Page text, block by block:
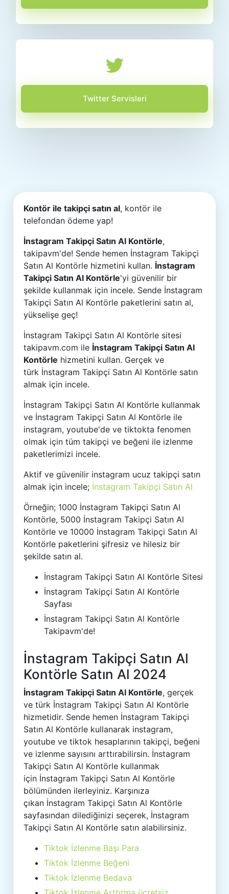
Twitter Servisleri
Kontör ile takipçi satın al, kontör ile
telefondan ödeme yap!
İnstagram Takipçi Satın Al Kontörle,
takipavm'de! Sende hemen İnstagram Takipçi
Satın Al Kontörle hizmetini kullan. İnstagram
Takipçi Satın Al Kontörle'yi güvenilir bir
şekilde kullanmak için incele. Sende İnstagram
Takipçi Satın Al Kontörle paketlerini satın al,
yükselişe geç!
İnstagram Takipçi Satın Al Kontörle sitesi
takipavm.com ile İnstagram Takipçi Satın Al
Kontörle hizmetini kullan. Gerçek ve
türk İnstagram Takipçi Satın Al Kontörle satın
almak için incele.
İnstagram Takipçi Satın Al Kontörle kullanmak
ve İnstagram Takipçi Satın Al Kontörle ile
instagram, youtube'de ve tiktokta fenomen
olmak için tüm takipçi ve beğeni ile izlenme
paketlerimizi incele.
Aktif ve güvenilir instagram ucuz takipçi satın
almak için incele; İnstagram Takipçi Satın Al
Örneğin; 1000 İnstagram Takipçi Satın Al
Kontörle, 5000 İnstagram Takipçi Satın Al
Kontörle ve 10000 İnstagram Takipçi Satın Al
Kontörle paketlerini şifresiz ve hilesiz bir
şekilde satın al.
İnstagram Takipçi Satın Al Kontörle Sitesi
İnstagram Takipçi Satın Al Kontörle
Sayfası
İnstagram Takipçi Satın Al Kontörle
Takipavm'de!
İnstagram Takipçi Satın Al
Kontörle Satın Al 2024
İnstagram Takipçi Satın Al Kontörle, gerçek
ve türk İnstagram Takipçi Satın Al Kontörle
hizmetidir. Sende hemen İnstagram Takipçi
Satın Al Kontörle kullanarak instagram,
youtube ve tiktok hesaplarının takipçi, beğeni
ve izlenme sayısını arttırabilirsin. İnstagram
Takipçi Satın Al Kontörle kullanmak
için İnstagram Takipçi Satın Al Kontörle
bölümünden ilerleyiniz. Karşınıza
çıkan İnstagram Takipçi Satın Al Kontörle
sayfasından dilediğinizi seçerek, İnstagram
Takipçi Satın Al Kontörle satın alabilirsiniz.
Tiktok İzlenme Başı Para
Tiktok İzlenme Beğeni
Tiktok İzlenme Bedava